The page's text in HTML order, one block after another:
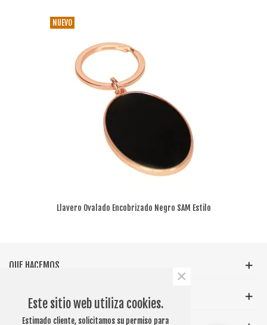
NUEVO
Llavero Ovalado Encobrizado Negro SAM Estilo
QUE HACEMOS
INFORMACIÓN GENERAL
Este sitio web utiliza cookies.
Estimado cliente, solicitamos su permiso para
×